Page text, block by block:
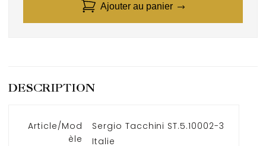
Ajouter au panier
DESCRIPTION
Article/Mod
èle
Sergio Tacchini ST.5.10002-3
Italie